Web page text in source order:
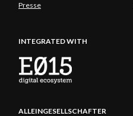
Presse
INTEGRATED WITH
ALLEINGESELLSCHAFTER